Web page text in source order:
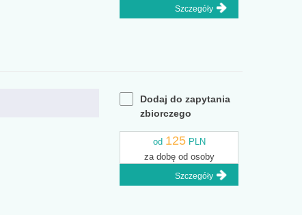
Szczegóły
Dodaj do zapytania
zbiorczego
od 125PLN
za dobę od osoby
Szczegóły